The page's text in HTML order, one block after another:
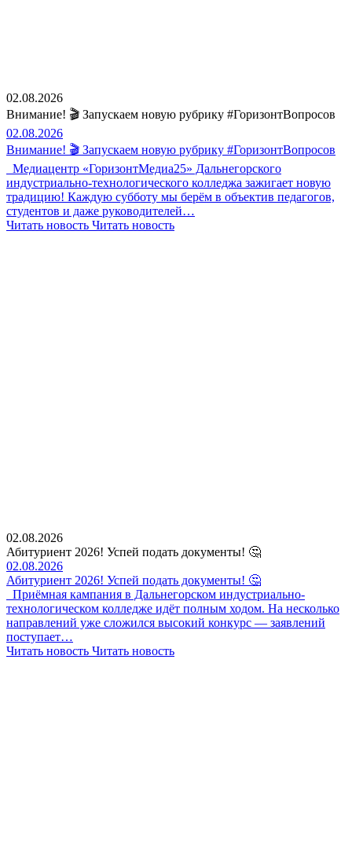
02.08.2026
Внимание! 🎬 Запускаем новую рубрику #ГоризонтВопросов
02.08.2026
Внимание! 🎬 Запускаем новую рубрику #ГоризонтВопросов
Медиацентр «ГоризонтМедиа25» Дальнегорского
индустриально-технологического колледжа зажигает новую
традицию! Каждую субботу мы берём в объектив педагогов,
студентов и даже руководителей…
Читать новость Читать новость
02.08.2026
Абитуриент 2026! Успей подать документы! 🤔
02.08.2026
Абитуриент 2026! Успей подать документы! 🤔
Приёмная кампания в Дальнегорском индустриально-
технологическом колледже идёт полным ходом. На несколько
направлений уже сложился высокий конкурс — заявлений
поступает…
Читать новость Читать новость